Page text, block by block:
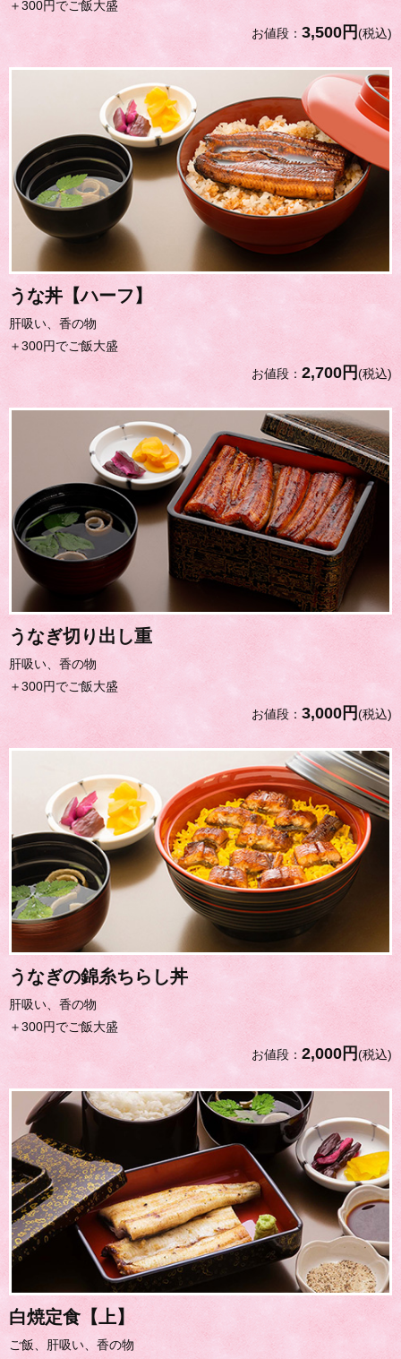
＋300円でご飯大盛
お値段： 3,500円(税込)
うな丼【ハーフ】
肝吸い、香の物
＋300円でご飯大盛
お値段： 2,700円(税込)
うなぎ切り出し重
肝吸い、香の物
＋300円でご飯大盛
お値段： 3,000円(税込)
うなぎの錦糸ちらし丼
肝吸い、香の物
＋300円でご飯大盛
お値段： 2,000円(税込)
白焼定食【上】
ご飯、肝吸い、香の物